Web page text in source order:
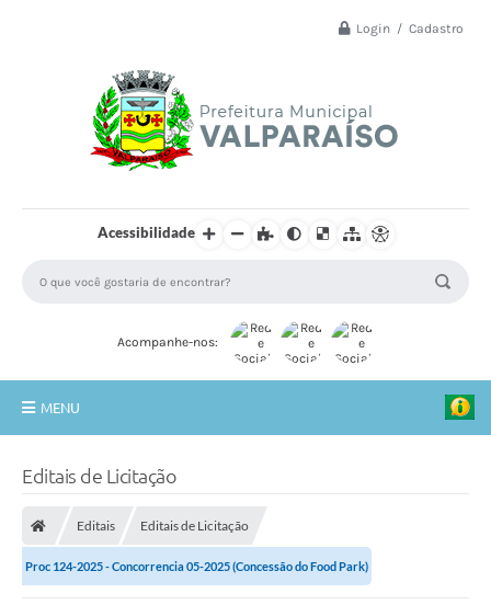
Login / Cadastro
Acessibilidade
Acompanhe-nos:
MENU
SECRETARIA E DEPARTAMENTOS
Editais de Licitação
Editais Editais de Licitação
Proc 124-2025 - Concorrencia 05-2025 (Concessão do Food Park)